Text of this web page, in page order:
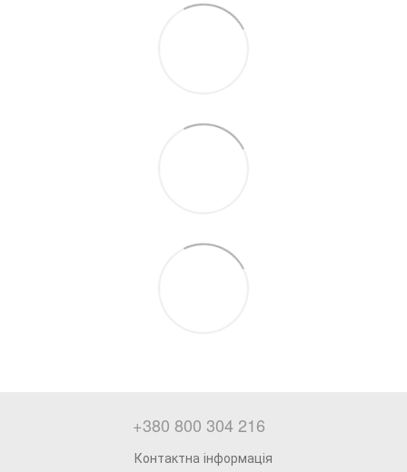
+380 800 304 216
Контактна інформація